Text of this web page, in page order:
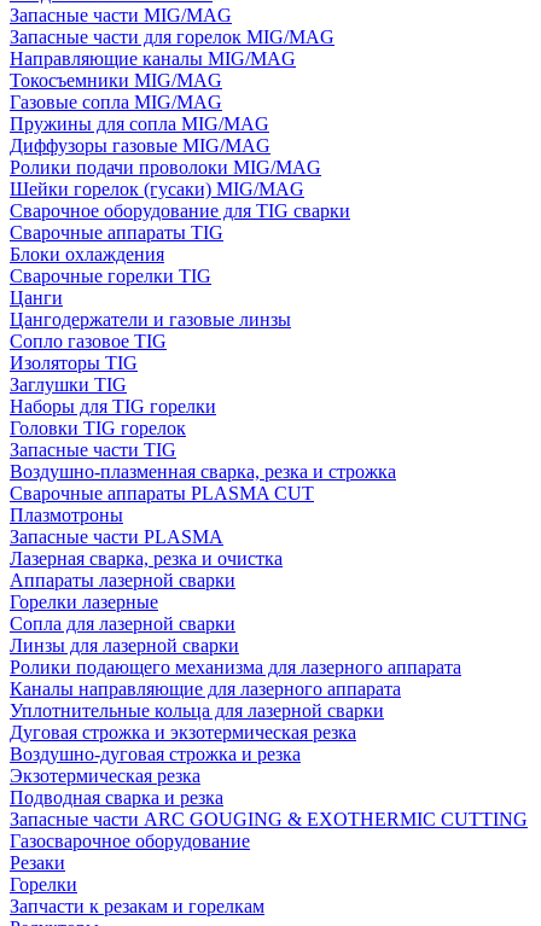
Запасные части MIG/MAG
Запасные части для горелок MIG/MAG
Направляющие каналы MIG/MAG
Токосъемники MIG/MAG
Газовые сопла MIG/MAG
Пружины для сопла MIG/MAG
Диффузоры газовые MIG/MAG
Ролики подачи проволоки MIG/MAG
Шейки горелок (гусаки) MIG/MAG
Сварочное оборудование для TIG сварки
Сварочные аппараты TIG
Блоки охлаждения
Сварочные горелки TIG
Цанги
Цангодержатели и газовые линзы
Сопло газовое TIG
Изоляторы TIG
Заглушки TIG
Наборы для TIG горелки
Головки TIG горелок
Запасные части TIG
Воздушно-плазменная сварка, резка и строжка
Сварочные аппараты PLASMA CUT
Плазмотроны
Запасные части PLASMA
Лазерная сварка, резка и очистка
Аппараты лазерной сварки
Горелки лазерные
Сопла для лазерной сварки
Линзы для лазерной сварки
Ролики подающего механизма для лазерного аппарата
Каналы направляющие для лазерного аппарата
Уплотнительные кольца для лазерной сварки
Дуговая строжка и экзотермическая резка
Воздушно-дуговая строжка и резка
Экзотермическая резка
Подводная сварка и резка
Запасные части ARC GOUGING & EXOTHERMIC CUTTING
Газосварочное оборудование
Резаки
Горелки
Запчасти к резакам и горелкам